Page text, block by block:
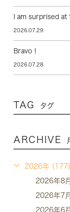
I am surprised at
2026.07.29
Bravo！
2026.07.28
TAG タグ
ARCHIVE
2026年 (177)
2026年8
2026年7
2026年6